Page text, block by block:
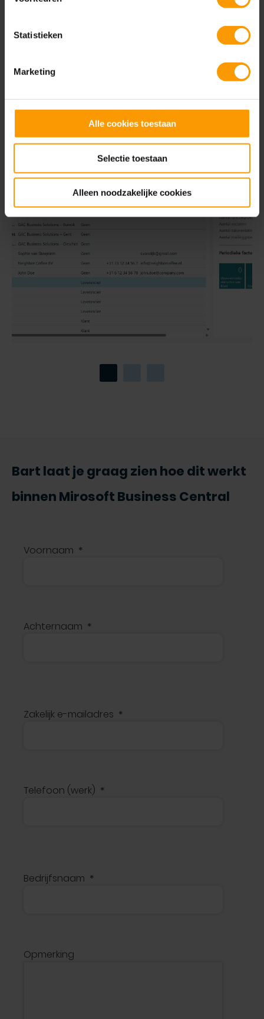
Statistieken
Marketing
Alle cookies toestaan
Selectie toestaan
Alleen noodzakelijke cookies
Bart laat je graag zien hoe dit werkt
binnen Mirosoft Business Central
Voornaam
Achternaam
Zakelijk e-mailadres
Telefoon (werk)
Bedrijfsnaam
Opmerking